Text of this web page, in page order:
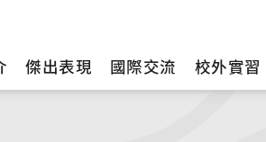
傑出表現 國際交流 校外實習